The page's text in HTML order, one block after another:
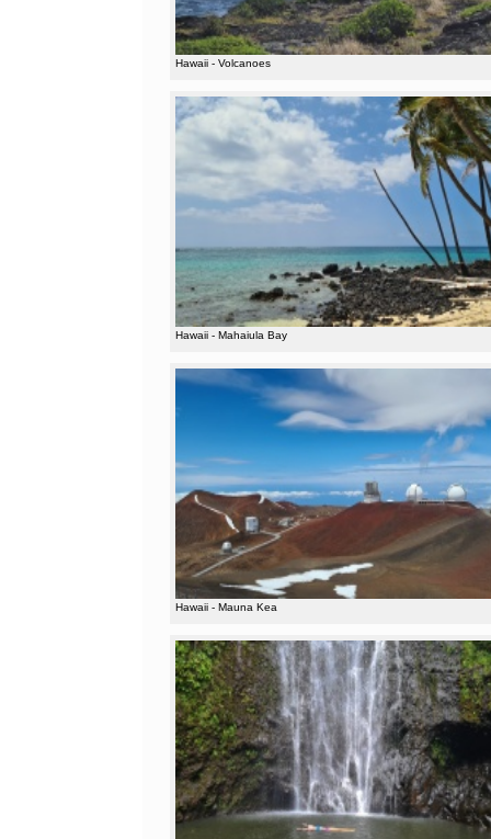
Hawaii - Volcanoes
Hawaii - Mahaiula Bay
Hawaii - Mauna Kea